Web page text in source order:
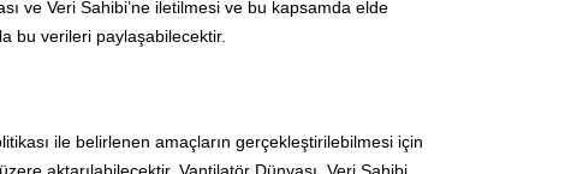
ve Veri Sahibi’ne iletilmesi ve bu kapsamda elde
bu verileri paylaşabilecektir.
ile belirlenen amaçların gerçekleştirilebilmesi için